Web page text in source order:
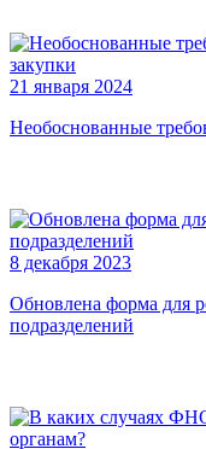
21 января 2024
Необоснованные
8 декабря 2023
Обновлена форма для
подразделений